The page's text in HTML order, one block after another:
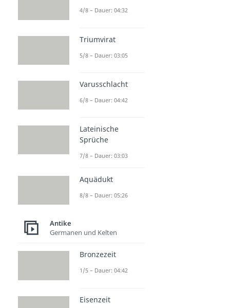
4/8 – Dauer: 04:32
Triumvirat
5/8 – Dauer: 03:05
Varusschlacht
6/8 – Dauer: 04:42
Lateinische
Sprüche
7/8 – Dauer: 03:03
Aquädukt
8/8 – Dauer: 05:26
Antike
Germanen und Kelten
Bronzezeit
1/5 – Dauer: 04:42
Eisenzeit